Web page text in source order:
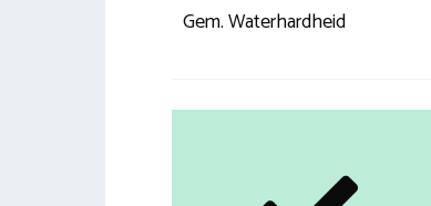
Gem. Waterhardheid